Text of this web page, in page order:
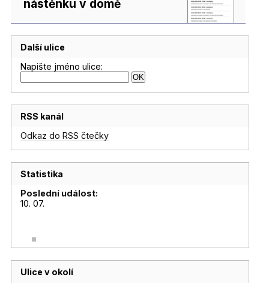
nástěnku v domě
Další ulice
Napište jméno ulice:
RSS kanál
Odkaz do RSS čtečky
Statistika
Poslední událost:
10. 07.
Ulice v okolí